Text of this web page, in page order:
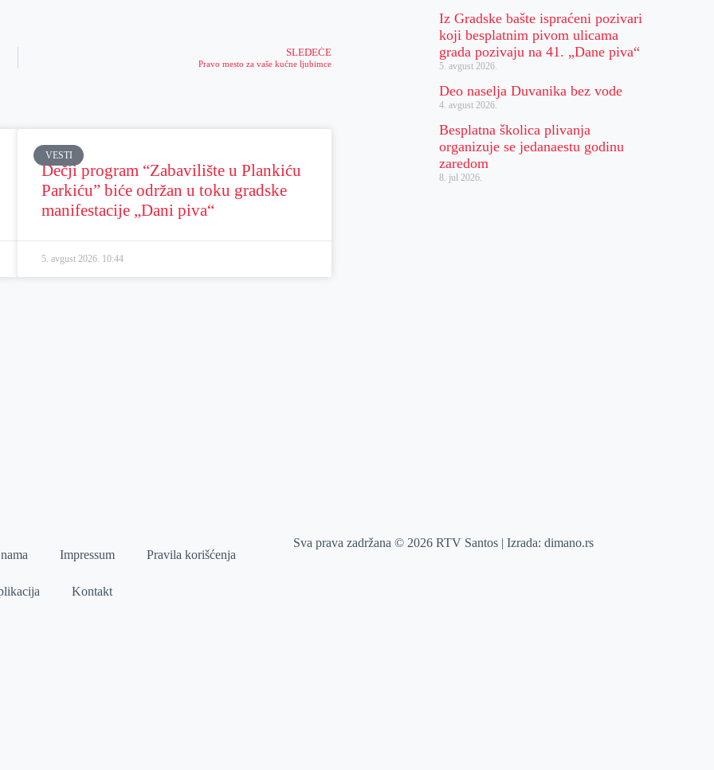
SLEDEĆE
Pravo mesto za vaše kućne ljubimce
VESTI
Dečji program “Zabavilište u Plankiću
Parkiću” biće održan u toku gradske
manifestacije „Dani piva“
5. avgust 2026. 10:44
Iz Gradske bašte ispraćeni pozivari
koji besplatnim pivom ulicama
grada pozivaju na 41. „Dane piva“
5. avgust 2026.
Deo naselja Duvanika bez vode
4. avgust 2026.
Besplatna školica plivanja
organizuje se jedanaestu godinu
zaredom
8. jul 2026.
Impressum Pravila korišćenja
Kontakt
Sva prava zadržana © 2026 RTV Santos | Izrada:dimano.rs